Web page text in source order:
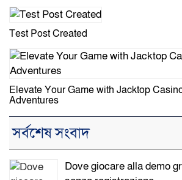
Test Post Created
Elevate Your Game with Jacktop
Adventures
সর্বশেষ সংবাদ
Dove giocare alla demo